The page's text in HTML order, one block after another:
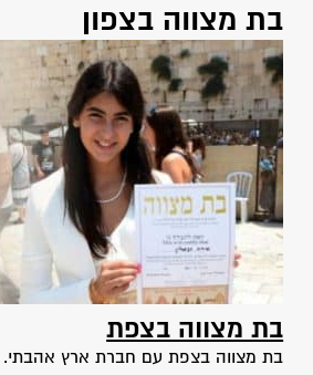
בת מצווה בצפון
בת מצווה בצפת
בת מצווה בצפת עם חברת ארץ אהבתי.